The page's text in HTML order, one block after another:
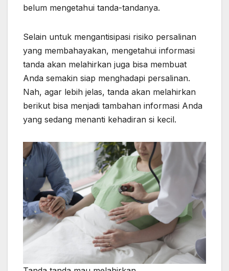
belum mengetahui tanda-tandanya.
Selain untuk mengantisipasi risiko persalinan
yang membahayakan, mengetahui informasi
tanda akan melahirkan juga bisa membuat
Anda semakin siap menghadapi persalinan.
Nah, agar lebih jelas, tanda akan melahirkan
berikut bisa menjadi tambahan informasi Anda
yang sedang menanti kehadiran si kecil.